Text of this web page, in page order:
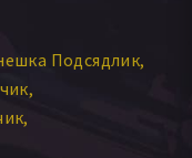
Подсядлик